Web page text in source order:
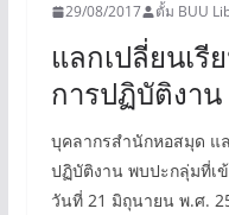
29/08/2017 ตั้ม BUU
แลกเปลี่ยนเรี
การปฏิบัติงาน
บุคลากรสำนักหอสมุด แ
ปฏิบัติงาน พบปะกลุ่มที่เ
วันที่ 21 มิถุนายน พ.ศ.